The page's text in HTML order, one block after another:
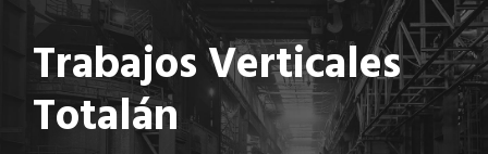
Trabajos Verticales
Totalán